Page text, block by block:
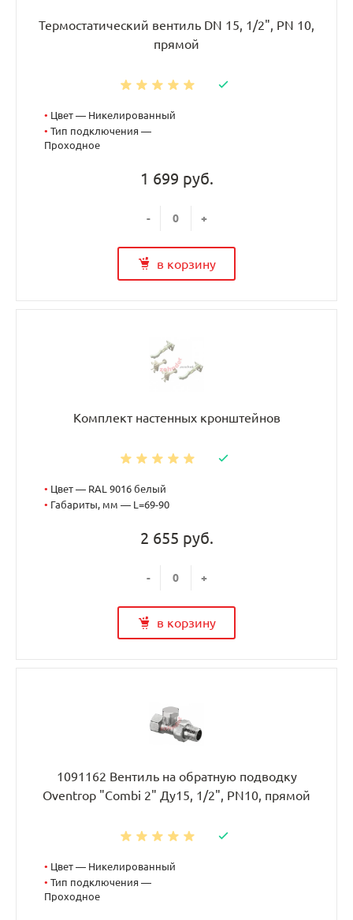
Термостатический вентиль DN 15, 1/2", PN 10,
прямой
• Цвет — Никелированный
• Тип подключения —
Проходное
1 699 руб.
- +
в корзину
Комплект настенных кронштейнов
• Цвет — RAL 9016 белый
• Габариты, мм — L=69-90
2 655 руб.
- +
в корзину
1091162 Вентиль на обратную подводку
Oventrop "Combi 2" Ду15, 1/2", PN10, прямой
• Цвет — Никелированный
• Тип подключения —
Проходное